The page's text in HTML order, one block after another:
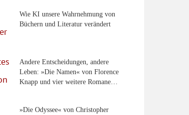
Wie KI unsere Wahrnehmung von
Büchern und Literatur verändert
Andere Entscheidungen, andere
Leben: »Die Namen« von Florence
Knapp und vier weitere Romane…
»Die Odyssee« von Christopher